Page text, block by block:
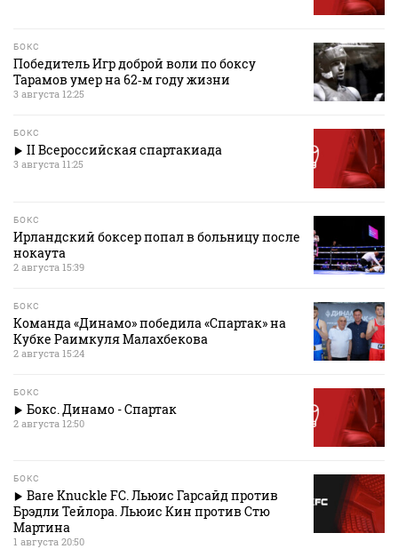
БОКС
Победитель Игр доброй воли по боксу
Тарамов умер на 62‑м году жизни
3 августа 12:25
БОКС
II Всероссийская спартакиада
3 августа 11:25
БОКС
Ирландский боксер попал в больницу после
нокаута
2 августа 15:39
БОКС
Команда «Динамо» победила «Спартак» на
Кубке Раимкуля Малахбекова
2 августа 15:24
БОКС
Бокс. Динамо - Спартак
2 августа 12:50
БОКС
Bare Knuckle FC. Льюис Гарсайд против
Брэдли Тейлора. Льюис Кин против Стю
Мартина
1 августа 20:50